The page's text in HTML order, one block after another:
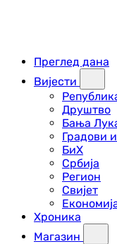
Преглед дана
Вијести
Друштво
Бања
Градови
БиХ
Србија
Регион
Свијет
Хроника
Магазин